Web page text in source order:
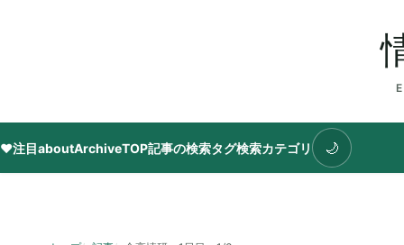
♥注目aboutArchiveTOP記事の検索タグ検索カテゴリ 🌙